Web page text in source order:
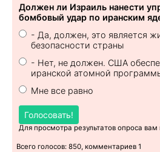
Должен ли Израиль нанести
бомбовый удар по иранским
- Да, должен, это является
безопасности страны
- Нет, не должен. США
иранской атомной
Мне все равно
Голосовать!
Для просмотра результатов опроса
Всего голосов: 850, комментариев 1